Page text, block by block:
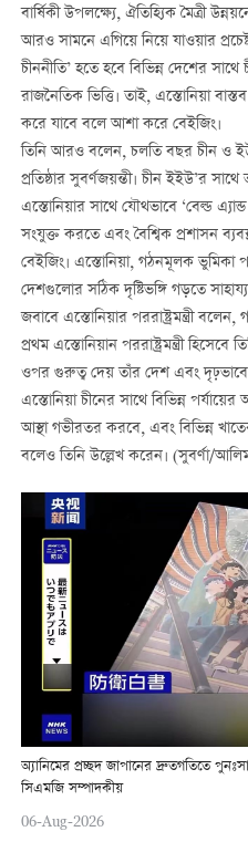
বার্ষিকী উপলক্ষ্যে, ঐতিহ্যিক মৈত্রী
আরও সামনে এগিয়ে নিয়ে যাওয়ার
চীননীতি’ হতে হবে বিভিন্ন দেশের
রাজনৈতিক ভিত্তি। তাই, এস্তোনিয়া
করে যাবে বলে আশা করে বেইজিং।
তিনি আরও বলেন, চলতি বছর চীন ও
প্রতিষ্ঠার সুবর্ণজয়ন্তী। চীন ইইউ’র
এস্তোনিয়ার সাথে যৌথভাবে ‘বেল্ড
সংযুক্ত করতে এবং বৈশ্বিক প্রশাসন
বেইজিং। এস্তোনিয়া, গঠনমূলক ভুমিকা
দেশগুলোর সঠিক দৃষ্টিভঙ্গি গড়তে
জবাবে এস্তোনিয়ার পররাষ্ট্রমন্ত্রী
প্রথম এস্তোনিয়ান পররাষ্ট্রমন্ত্রী
ওপর গুরুত্ব দেয় তাঁর দেশ এবং
এস্তোনিয়া চীনের সাথে বিভিন্ন
আস্থা গভীরতর করবে, এবং বিভিন্ন
বলেও তিনি উল্লেখ করেন। (সুবর্ণা/
অ্যানিমের প্রচ্ছদ জাপানের দ্রুতগতিতে
সিএমজি সম্পাদকীয়
06-Aug-2026